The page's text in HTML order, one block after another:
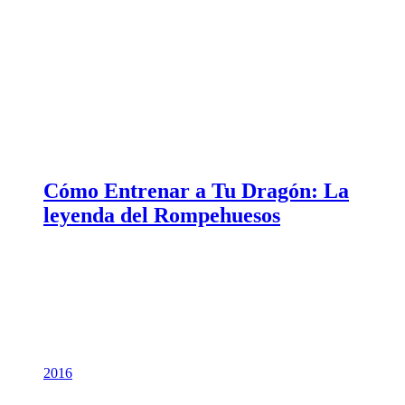
Cómo Entrenar a Tu Dragón: La
leyenda del Rompehuesos
2016